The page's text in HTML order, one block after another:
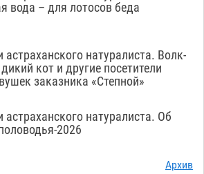
вода – для лотосов беда
астраханского натуралиста. Волк-
кот и другие посетители
заказника «Степной»
астраханского натуралиста. Об
2026
Архив